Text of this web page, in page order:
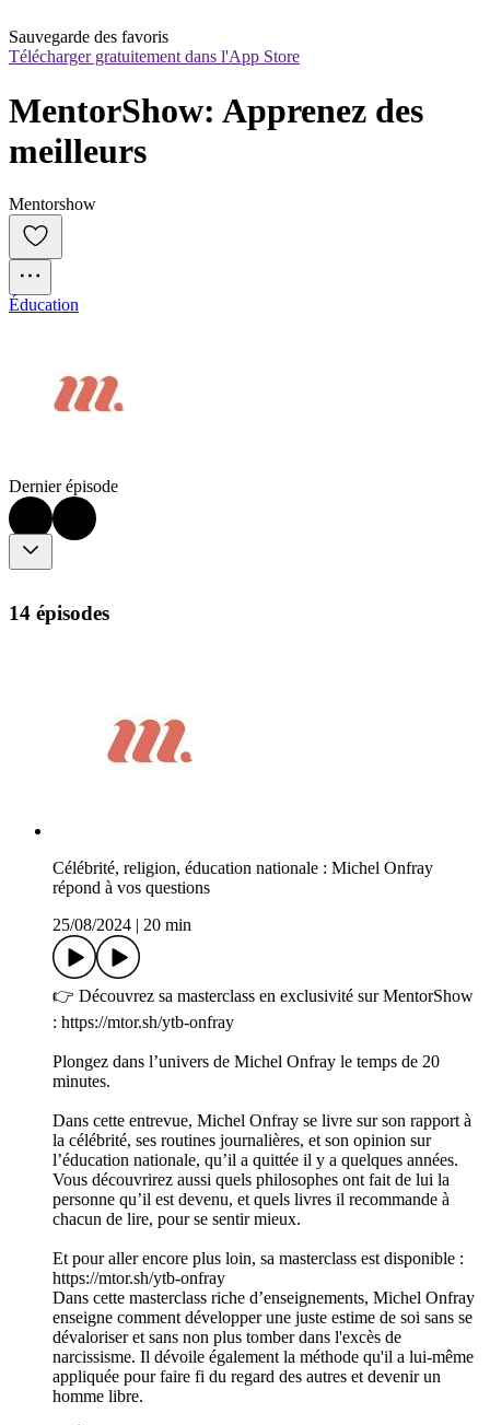
Sauvegarde des favoris
Télécharger gratuitement dans l'App Store
MentorShow: Apprenez des
meilleurs
Mentorshow
Éducation
Dernier épisode
14 épisodes
Célébrité, religion, éducation nationale : Michel Onfray
répond à vos questions
25/08/2024
20 min
👉 Découvrez sa masterclass en exclusivité sur MentorShow
: https://mtor.sh/ytb-onfray
Plongez dans l’univers de Michel Onfray le temps de 20
minutes.
Dans cette entrevue, Michel Onfray se livre sur son rapport à
la célébrité, ses routines journalières, et son opinion sur
l’éducation nationale, qu’il a quittée il y a quelques années.
Vous découvrirez aussi quels philosophes ont fait de lui la
personne qu’il est devenu, et quels livres il recommande à
chacun de lire, pour se sentir mieux.
Et pour aller encore plus loin, sa masterclass est disponible :
https://mtor.sh/ytb-onfray
Dans cette masterclass riche d’enseignements, Michel Onfray
enseigne comment développer une juste estime de soi sans se
dévaloriser et sans non plus tomber dans l'excès de
narcissisme. Il dévoile également la méthode qu'il a lui-même
appliquée pour faire fi du regard des autres et devenir un
homme libre.